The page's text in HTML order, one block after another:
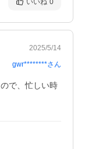
いいね 0
2025/5/14
gwr********さん
で、忙しい時